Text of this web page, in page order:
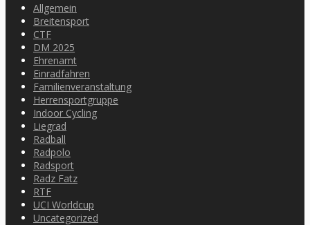
Allgemein
Breitensport
CTF
DM 2025
Ehrenamt
Einradfahren
Familienveranstaltung
Herrensportgruppe
Indoor Cycling
Liegrad
Radball
Radpolo
Radsport
Radz Fatz
RTF
UCI Worldcup
Uncategorized